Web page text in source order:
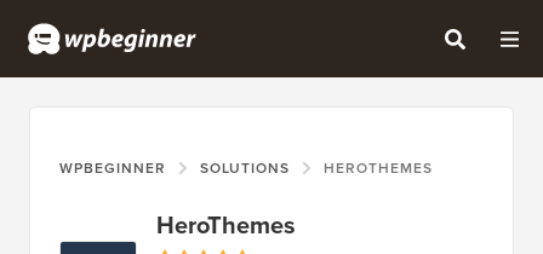
WPBEGINNER SOLUTIONS HEROTHEMES
HeroThemes